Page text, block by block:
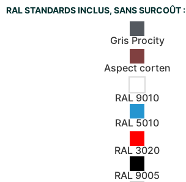
RAL STANDARDS INCLUS, SANS SURCOÛT :
Gris Procity
Aspect corten
RAL 9010
RAL 5010
RAL 3020
RAL 9005